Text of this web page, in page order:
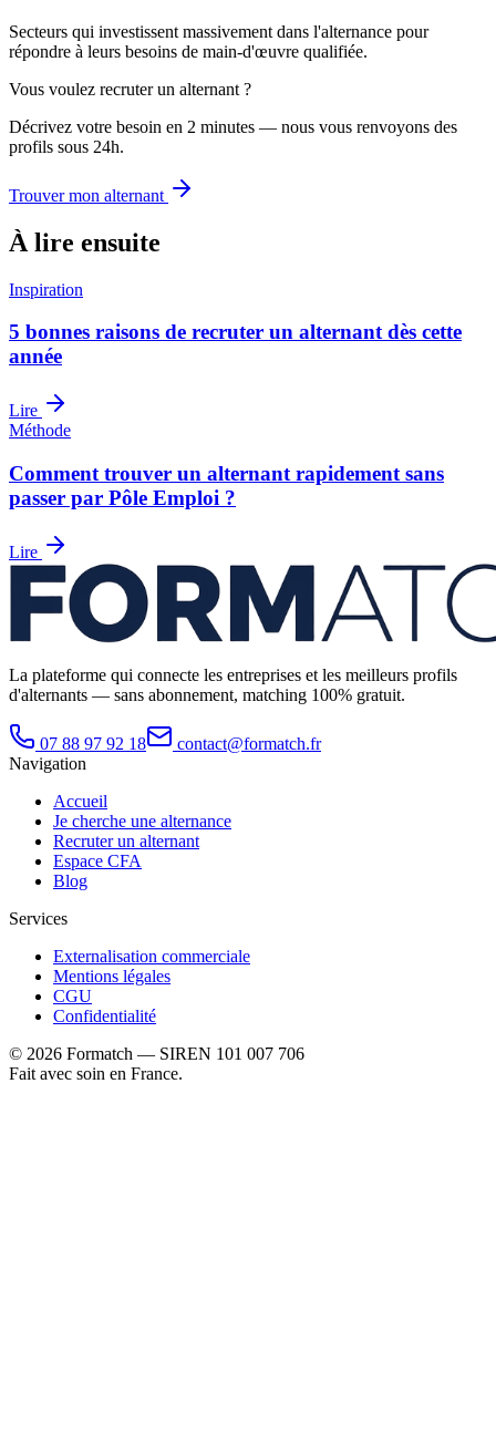
Secteurs qui investissent massivement dans l'alternance pour
répondre à leurs besoins de main-d'œuvre qualifiée.
Vous voulez recruter un alternant ?
Décrivez votre besoin en 2 minutes — nous vous renvoyons des
profils sous 24h.
Trouver mon alternant
À lire ensuite
Inspiration
5 bonnes raisons de recruter un alternant dès cette
année
Lire
Méthode
Comment trouver un alternant rapidement sans
passer par Pôle Emploi ?
Lire
La plateforme qui connecte les entreprises et les meilleurs profils
d'alternants — sans abonnement, matching 100% gratuit.
07 88 97 92 18
contact@formatch.fr
Navigation
Accueil
Je cherche une alternance
Recruter un alternant
Espace CFA
Blog
Services
Externalisation commerciale
Mentions légales
CGU
Confidentialité
© 2026 Formatch — SIREN 101 007 706
Fait avec soin en France.